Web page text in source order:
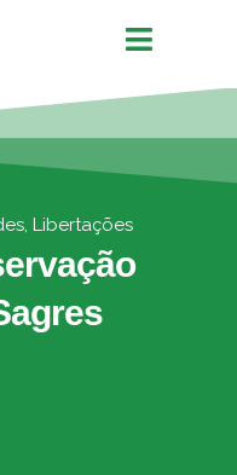
, Libertações